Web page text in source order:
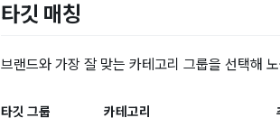
타깃 매칭
브랜드와 가장 잘 맞는 카테고리 그룹을 선택해
타깃 그룹 카테고리